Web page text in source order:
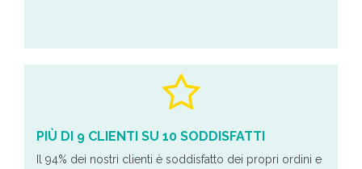
PIÙ DI 9 CLIENTI SU 10 SODDISFATTI
Il 94% dei nostri clienti è soddisfatto dei propri ordini e